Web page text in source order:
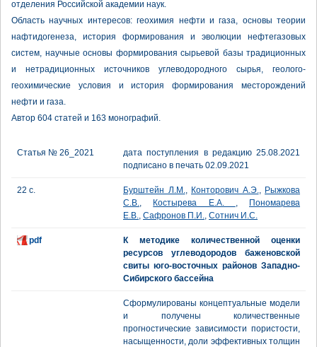
отделения Российской академии наук.
Область научных интересов: геохимия нефти и газа, основы теории
нафтидогенеза, история формирования и эволюции нефтегазовых
систем, научные основы формирования сырьевой базы традиционных
и нетрадиционных источников углеводородного сырья, геолого-
геохимические условия и история формирования месторождений
нефти и газа.
Автор 604 статей и 163 монографий.
Статья № 26_2021
дата поступления в редакцию 25.08.2021
подписано в печать 02.09.2021
22 с. Бурштейн Л.М., Конторович А.Э., Рыжкова
С.В., Костырева Е.А. ,
Пономарева
Е.В., Сафронов П.И., Сотнич И.С.
pdf
К методике количественной оценки
ресурсов углеводородов баженовской
свиты юго-восточных районов Западно-
Сибирского бассейна
Сформулированы концептуальные модели
и получены количественные
прогностические зависимости пористости,
насыщенности, доли эффективных толщин